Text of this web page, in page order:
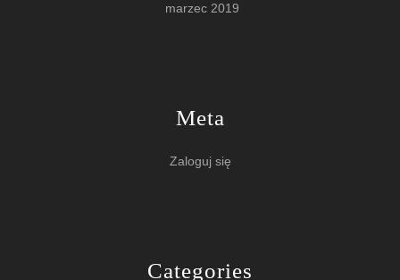
marzec 2019
Meta
Zaloguj się
Categories